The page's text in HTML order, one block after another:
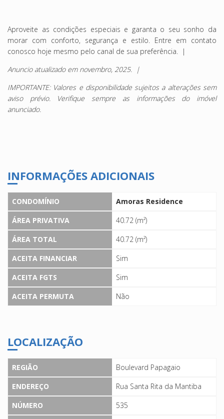
Aproveite as condições especiais e garanta o seu sonho da
morar com conforto, segurança e estilo. Entre em contato
conosco hoje mesmo pelo canal de sua preferência. |
Anuncio atualizado em novembro, 2025. |
IMPORTANTE: Valores e disponibilidade sujeitos a alterações sem
aviso prévio. Verifique sempre as informações do imóvel
anunciado.
INFORMAÇÕES ADICIONAIS
CONDOMÍNIO
Amoras Residence
ÁREA PRIVATIVA
40.72 (m²)
ÁREA TOTAL
40.72 (m²)
ACEITA FINANCIAR
Sim
ACEITA FGTS
Sim
ACEITA PERMUTA
Não
LOCALIZAÇÃO
REGIÃO
Boulevard Papagaio
ENDEREÇO
Rua Santa Rita da Mantiba
NÚMERO
535